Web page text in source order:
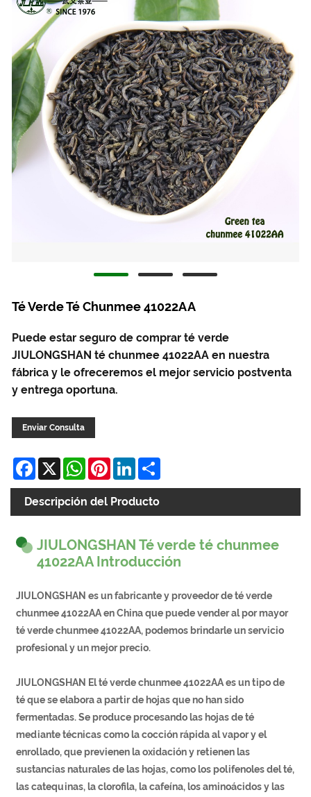
Té Verde Té Chunmee 41022AA
Puede estar seguro de comprar té verde
JIULONGSHAN té chunmee 41022AA en nuestra
fábrica y le ofreceremos el mejor servicio postventa
y entrega oportuna.
Enviar Consulta
Facebook
X WhatsApp
PinterestLinkedIn
Descripción del Producto
JIULONGSHAN Té verde té chunmee
41022AA Introducción
JIULONGSHAN es un fabricante y proveedor de té verde
chunmee 41022AA en China que puede vender al por mayor
té verde chunmee 41022AA, podemos brindarle un servicio
profesional y un mejor precio.
JIULONGSHAN El té verde chunmee 41022AA es un tipo de
té que se elabora a partir de hojas que no han sido
fermentadas. Se produce procesando las hojas de té
mediante técnicas como la cocción rápida al vapor y el
enrollado, que previenen la oxidación y retienen las
sustancias naturales de las hojas, como los polifenoles del té,
las catequinas, la clorofila, la cafeína, los aminoácidos y las